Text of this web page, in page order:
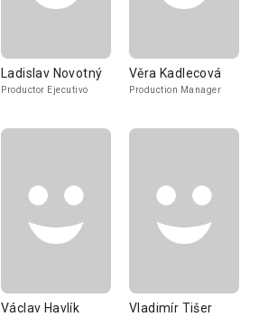
Ladislav Novotný
Productor Ejecutivo
Věra Kadlecová
Production Manager
Václav Havlík Vladimír Tišer